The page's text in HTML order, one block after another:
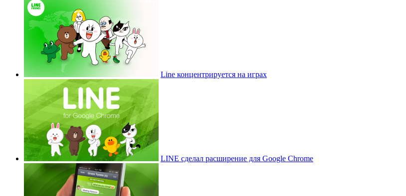
Line концентрируется на играх
LINE сделал расширение для Google Chrome